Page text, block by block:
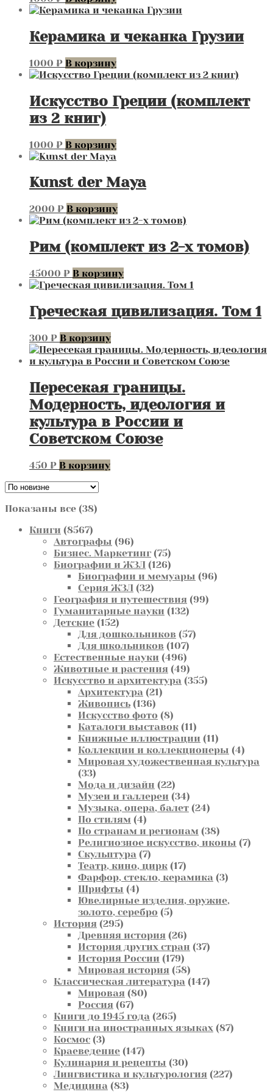
Керамика и чеканка Грузии
1000 ₽ В корзину
Искусство Греции (комплект
из 2 книг)
1000 ₽ В корзину
Kunst der Maya
2000 ₽ В корзину
Рим (комплект из 2-х томов)
45000 ₽ В корзину
Греческая цивилизация. Том 1
300 ₽ В корзину
Пересекая границы.
Модерность, идеология и
культура в России и
Советском Союзе
450 ₽ В корзину
Показаны все (38)
Книги 85678567
товаров
Автографы 9696
товаров
Бизнес. Маркетинг 7575
товаров
Биографии и ЖЗЛ 126126
товаров
Биографии и мемуары 9696
Серия ЖЗЛ 3232
товара
География и путешествия 9999
Гуманитарные науки 132132
Детские 152152
товара
Для дошкольников 5757
Для школьников 107107
товаров
Естественные науки 496496
товаров
Животные и растения 4949
товаров
Искусство и архитектура 355355
Архитектура 2121
Живопись 136136
товаров
Искусство фото 88
товаров
Каталоги выставок 1111
товаров
Книжные иллюстрации 1111
товаров
Коллекции и коллекционеры 44
Мировая художественная культура
3333
товара
Мода и дизайн 2222
товара
Музеи и галлереи 3434
товара
Музыка, опера, балет 2424
По стилям 44
товара
По странам и регионам 3838
товаров
Религиозное искусство, иконы 77
Скульптура 77
товаров
Театр, кино, цирк 1717
товаров
Фарфор, стекло, керамика 33
Шрифты 44
товара
Ювелирные изделия, оружие,
золото, серебро 55
История 295295
товаров
Древняя история 2626
товаров
История других стран 3737
История России 179179
товаров
Мировая история 5858
товаров
Классическая литература 147147
Мировая 8080
Россия 6767
товаров
Книги до 1945 года 265265
товаров
Книги на иностранных языках 8787
Космос 33
товара
Краеведение 147147
товаров
Кулинария и рецепты 3030
товаров
Лингвистика и культурология 227227
Медицина 8383